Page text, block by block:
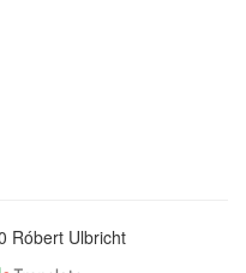
Róbert Ulbricht